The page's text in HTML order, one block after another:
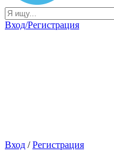
Вход/Регистрация
Вход /Регистрация